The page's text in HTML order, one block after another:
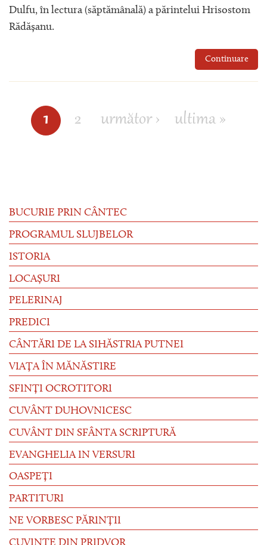
Dulfu, în lectura (săptămânală) a părintelui Hrisostom
Rădășanu.
Continuare
Pagini
1 2 următor › ultima »
BUCURIE PRIN CÂNTEC
PROGRAMUL SLUJBELOR
ISTORIA
LOCAȘURI
PELERINAJ
PREDICI
CÂNTĂRI DE LA SIHĂSTRIA PUTNEI
VIAȚA ÎN MĂNĂSTIRE
SFINȚI OCROTITORI
CUVÂNT DUHOVNICESC
CUVÂNT DIN SFÂNTA SCRIPTURĂ
EVANGHELIA IN VERSURI
OASPEȚI
PARTITURI
NE VORBESC PĂRINȚII